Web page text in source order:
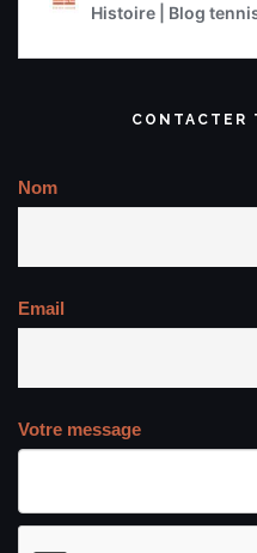
CONTACTER
Nom
Email
Votre message